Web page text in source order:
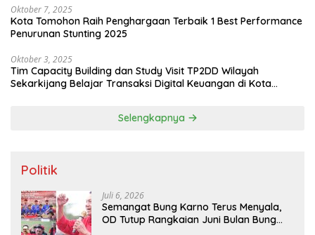
Oktober 7, 2025
Kota Tomohon Raih Penghargaan Terbaik 1 Best Performance
Penurunan Stunting 2025
Oktober 3, 2025
Tim Capacity Building dan Study Visit TP2DD Wilayah
Sekarkijang Belajar Transaksi Digital Keuangan di Kota
Selengkapnya
Politik
Juli 6, 2026
Semangat Bung Karno Terus Menyala,
OD Tutup Rangkaian Juni Bulan Bung